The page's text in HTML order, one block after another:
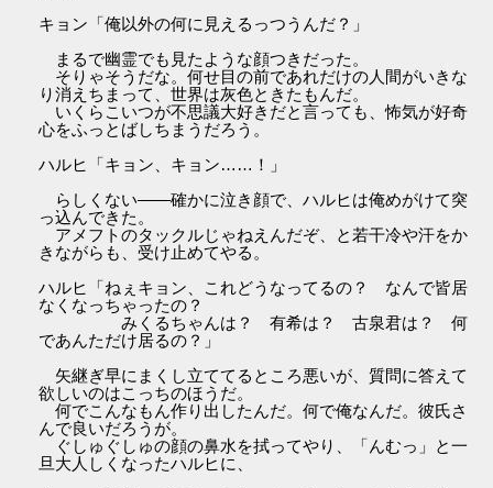
キョン「俺以外の何に見えるっつうんだ？」
まるで幽霊でも見たような顔つきだった。
そりゃそうだな。何せ目の前であれだけの人間がいきな
り消えちまって、世界は灰色ときたもんだ。
いくらこいつが不思議大好きだと言っても、怖気が好奇
心をふっとばしちまうだろう。
ハルヒ「キョン、キョン……！」
らしくない――確かに泣き顔で、ハルヒは俺めがけて突
っ込んできた。
アメフトのタックルじゃねえんだぞ、と若干冷や汗をか
きながらも、受け止めてやる。
ハルヒ「ねぇキョン、これどうなってるの？ なんで皆居
なくなっちゃったの？
みくるちゃんは？ 有希は？ 古泉君は？ 何
であんただけ居るの？」
矢継ぎ早にまくし立ててるところ悪いが、質問に答えて
欲しいのはこっちのほうだ。
何でこんなもん作り出したんだ。何で俺なんだ。彼氏さ
んで良いだろうが。
ぐしゅぐしゅの顔の鼻水を拭ってやり、「んむっ」と一
旦大人しくなったハルヒに、